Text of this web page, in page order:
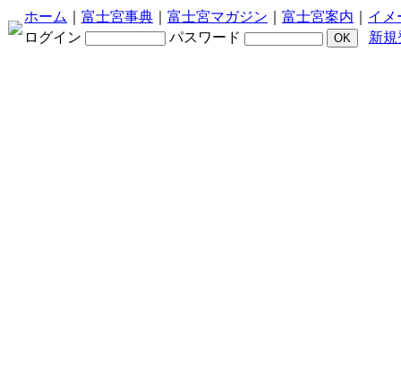
ホーム 富士宮事典 富士宮マガジン 富士宮案内
イメ
ログイン
パスワード 新規